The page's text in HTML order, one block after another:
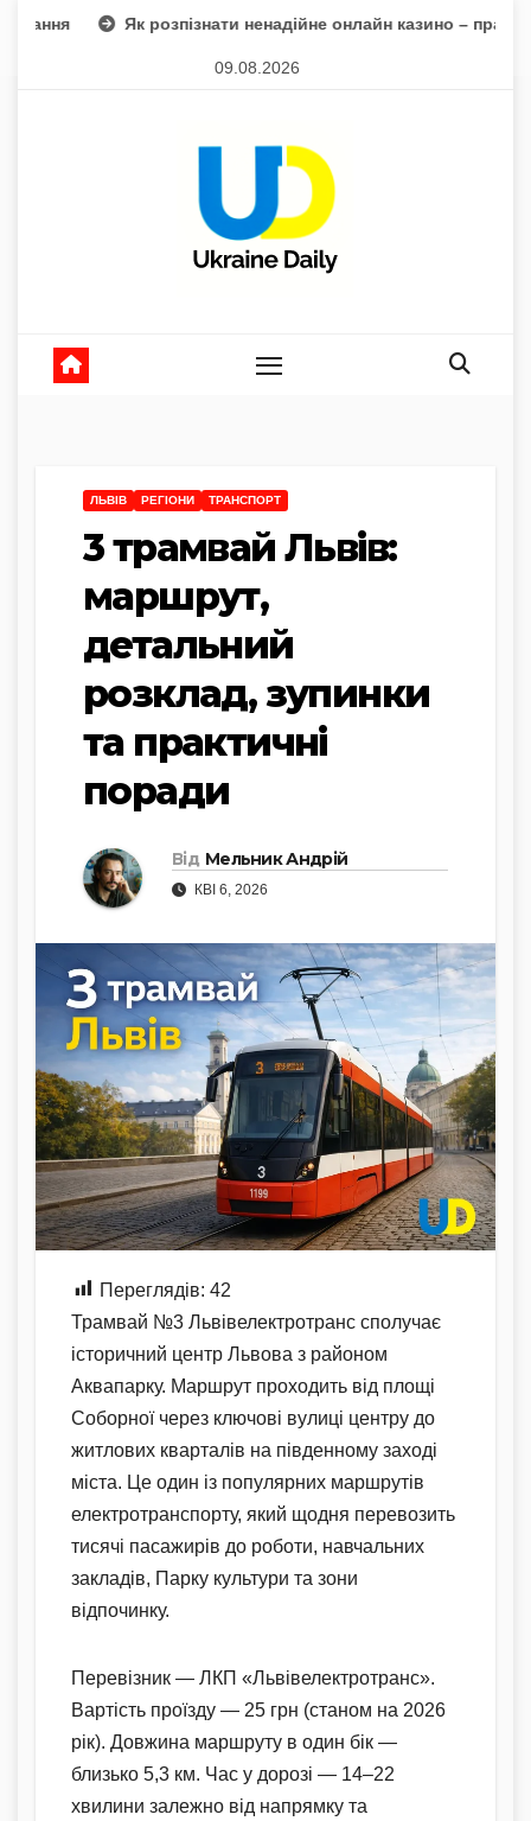
розпізнати ненадійне онлайн казино – практичний гід для
09.08.2026
ЛЬВІВ РЕГІОНИ ТРАНСПОРТ
3 трамвай Львів:
маршрут,
детальний
розклад, зупинки
та практичні
поради
Від Мельник Андрій
КВІ 6, 2026
Переглядів: 42
Трамвай №3 Львівелектротранс сполучає
історичний центр Львова з районом
Аквапарку. Маршрут проходить від площі
Соборної через ключові вулиці центру до
житлових кварталів на південному заході
міста. Це один із популярних маршрутів
електротранспорту, який щодня перевозить
тисячі пасажирів до роботи, навчальних
закладів, Парку культури та зони
відпочинку.
Перевізник — ЛКП «Львівелектротранс».
Вартість проїзду — 25 грн (станом на 2026
рік). Довжина маршруту в один бік —
близько 5,3 км. Час у дорозі — 14–22
хвилини залежно від напрямку та